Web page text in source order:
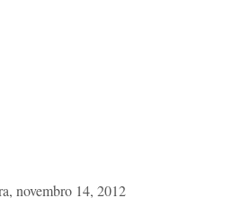
novembro 14, 2012